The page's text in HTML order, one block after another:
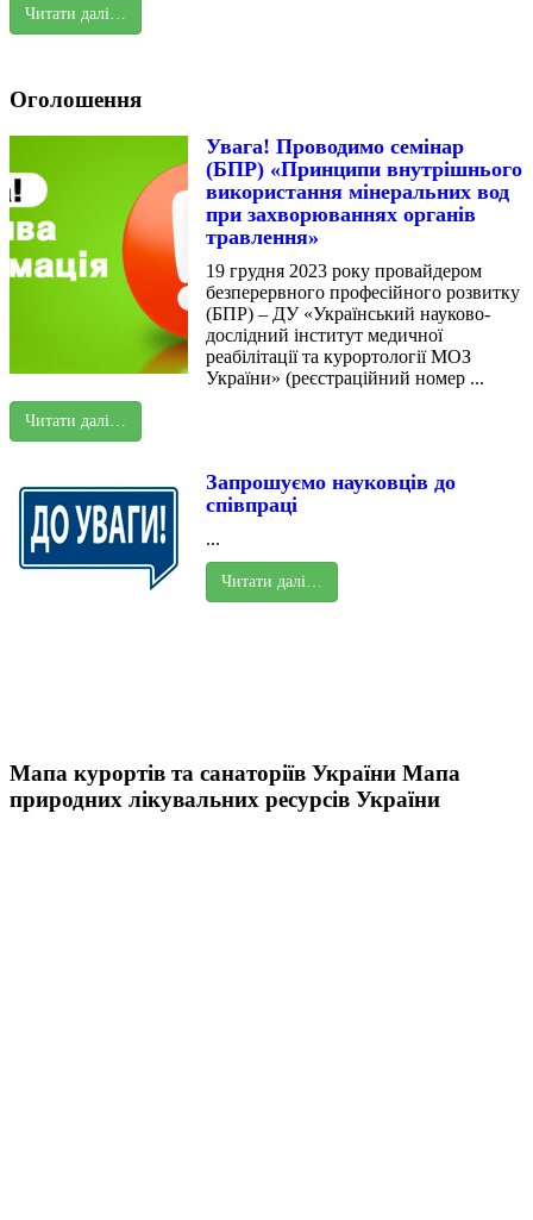
Читати далі…
Оголошення
Увага! Проводимо семінар
(БПР) «Принципи внутрішнього
використання мінеральних вод
при захворюваннях органів
травлення»
19 грудня 2023 року провайдером
безперервного професійного розвитку
(БПР) – ДУ «Український науково-
дослідний інститут медичної
реабілітації та курортології МОЗ
України» (реєстраційний номер ...
Читати далі…
Запрошуємо науковців до
співпраці
...
Читати далі…
Мапа курортів та санаторіїв України Мапа
природних лікувальних ресурсів України